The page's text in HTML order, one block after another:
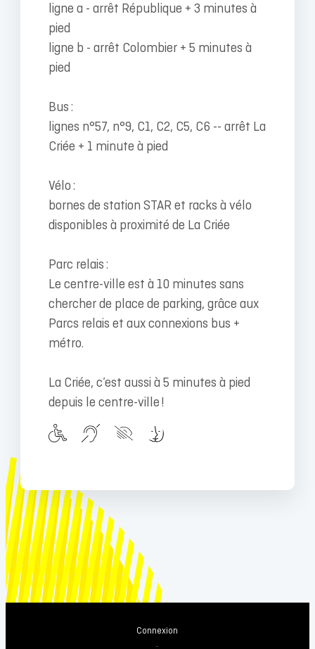
ligne a - arrêt République + 3 minutes à
pied
ligne b - arrêt Colombier + 5 minutes à
pied
Bus :
lignes n°57, n°9, C1, C2, C5, C6 -- arrêt La
Criée + 1 minute à pied
Vélo :
bornes de station STAR et racks à vélo
disponibles à proximité de La Criée
Parc relais :
Le centre-ville est à 10 minutes sans
chercher de place de parking, grâce aux
Parcs relais et aux connexions bus +
métro.
La Criée, c’est aussi à 5 minutes à pied
depuis le centre-ville !
Connexion
-